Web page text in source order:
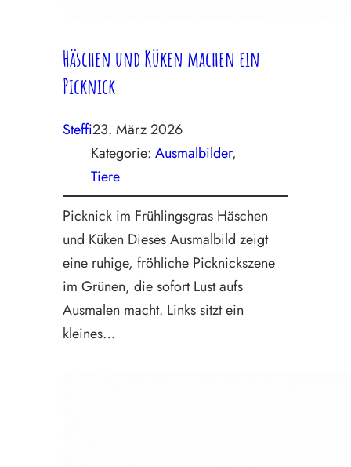
Häschen und Küken machen ein
Picknick
Steffi23. März 2026
Kategorie: Ausmalbilder
Tiere
Picknick im Frühlingsgras Häschen
und Küken Dieses Ausmalbild zeigt
eine ruhige, fröhliche Picknickszene
im Grünen, die sofort Lust aufs
Ausmalen macht. Links sitzt ein
kleines…